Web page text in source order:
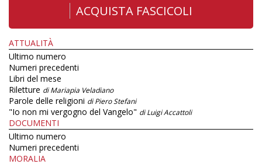
ACQUISTA FASCICOLI
ATTUALITÀ
Ultimo numero
Numeri precedenti
Libri del mese
Riletture di Mariapia Veladiano
Parole delle religioni di Piero Stefani
"Io non mi vergogno del Vangelo" di Luigi Accattoli
DOCUMENTI
Ultimo numero
Numeri precedenti
MORALIA